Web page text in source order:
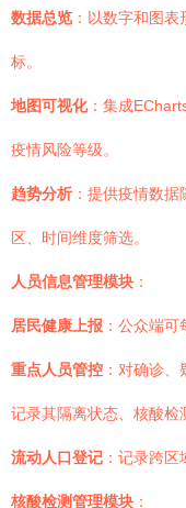
数据总览 ：以数字和图
标。
地图可视化：集成
疫情风险等级。
趋势分析 ：提供疫情数
区、时间维度筛选。
人员信息管理模块 ：
居民健康上报 ：公众端
重点人员管控 ：对确诊
记录其隔离状态、核酸检
流动人口登记 ：记录跨区
核酸检测管理模块 ：